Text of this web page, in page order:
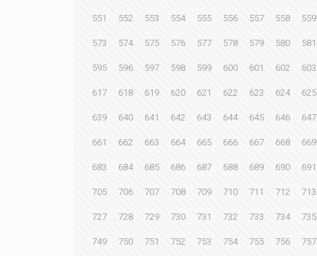
551 552 553 554 555 556 557 558 559
573 574 575 576 577 578 579 580 581
595 596 597 598 599 600 601 602 603
617 618 619 620 621 622 623 624 625
639 640 641 642 643 644 645 646 647
661 662 663 664 665 666 667 668 669
683 684 685 686 687 688 689 690 691
705 706 707 708 709 710 711 712 713
727 728 729 730 731 732 733 734 735
749 750 751 752 753 754 755 756 757